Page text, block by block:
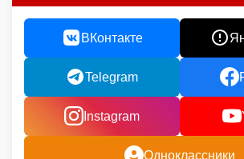
ВКонтакте
Telegram
Instagram
Одноклассники